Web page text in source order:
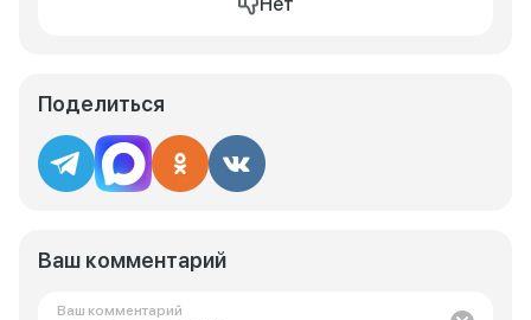
Поделиться
Ваш комментарий
Ваш комментарий